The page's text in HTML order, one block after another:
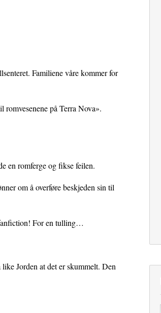
Familiene våre kommer for
på Terra Nova».
en romferge og fikse feilen.
om å overføre beskjeden sin til
For en tulling…
Jorden at det er skummelt. Den